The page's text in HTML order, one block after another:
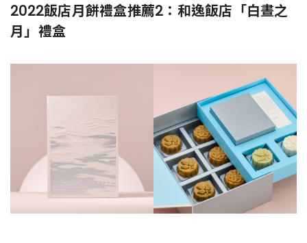
2022飯店月餅禮盒推薦2：和逸飯店「白晝之
月」禮盒